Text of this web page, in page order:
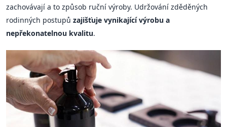
zachovávají a to způsob ruční výroby. Udržování zděděných
rodinných postupů zajišťuje vynikající výrobu a
nepřekonatelnou kvalitu.